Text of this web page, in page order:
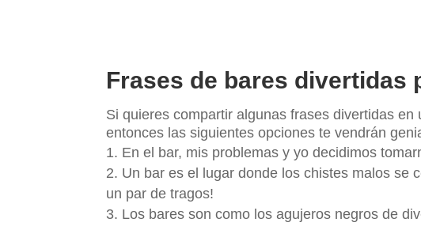
Frases de bares divertidas
Si quieres compartir algunas frases divertidas
entonces las siguientes opciones te vendrán
En el bar, mis problemas y yo decidimos
Un bar es el lugar donde los chistes malos se
un par de tragos!
Los bares son como los agujeros negros de